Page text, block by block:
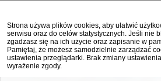
Strona używa plików cookies, aby ułatwić
serwisu oraz do celów statystycznych. Jeśli nie
zgadzasz się na ich użycie oraz zapisanie w
Pamiętaj, że możesz samodzielnie zarządzać
ustawienia przeglądarki. Brak zmiany
wyrażenie zgody.